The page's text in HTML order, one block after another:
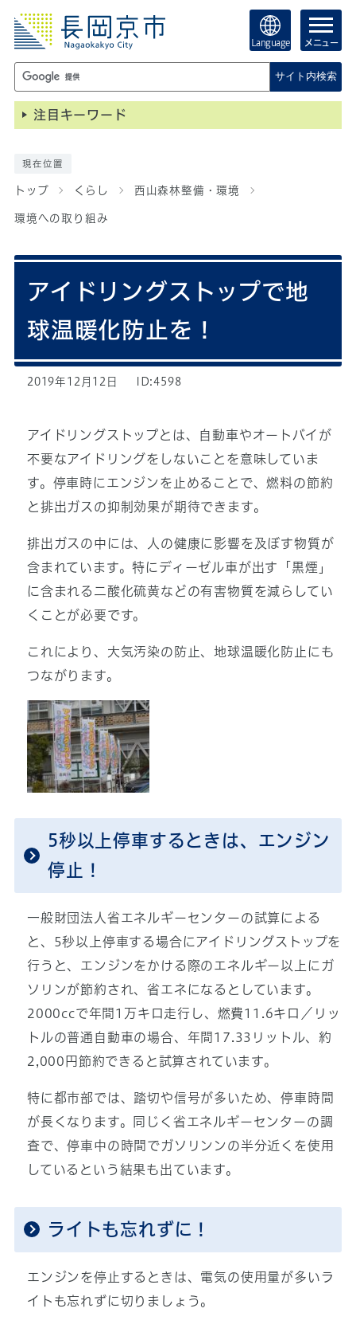
Language メニュー
サイト内検索
注目キーワード
現在位置
トップ くらし 西山森林整備・環境
環境への取り組み
アイドリングストップで地
球温暖化防止を！
2019年12月12日 ID:4598
アイドリングストップとは、自動車やオートバイが
不要なアイドリングをしないことを意味していま
す。停車時にエンジンを止めることで、燃料の節約
と排出ガスの抑制効果が期待できます。
排出ガスの中には、人の健康に影響を及ぼす物質が
含まれています。特にディーゼル車が出す「黒煙」
に含まれる二酸化硫黄などの有害物質を減らしてい
くことが必要です。
これにより、大気汚染の防止、地球温暖化防止にも
つながります。
5秒以上停車するときは、エンジン
停止！
一般財団法人省エネルギーセンターの試算による
と、5秒以上停車する場合にアイドリングストップを
行うと、エンジンをかける際のエネルギー以上にガ
ソリンが節約され、省エネになるとしています。
2000ccで年間1万キロ走行し、燃費11.6キロ／リッ
トルの普通自動車の場合、年間17.33リットル、約
2,000円節約できると試算されています。
特に都市部では、踏切や信号が多いため、停車時間
が長くなります。同じく省エネルギーセンターの調
査で、停車中の時間でガソリンンの半分近くを使用
しているという結果も出ています。
ライトも忘れずに！
エンジンを停止するときは、電気の使用量が多いラ
イトも忘れずに切りましょう。